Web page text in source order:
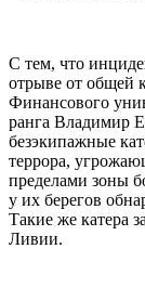
С тем, что
отрыве от общей
Финансового
ранга Владимир
безэкипажные
террора,
пределами зоны
у их берегов
Такие же катера
Ливии.